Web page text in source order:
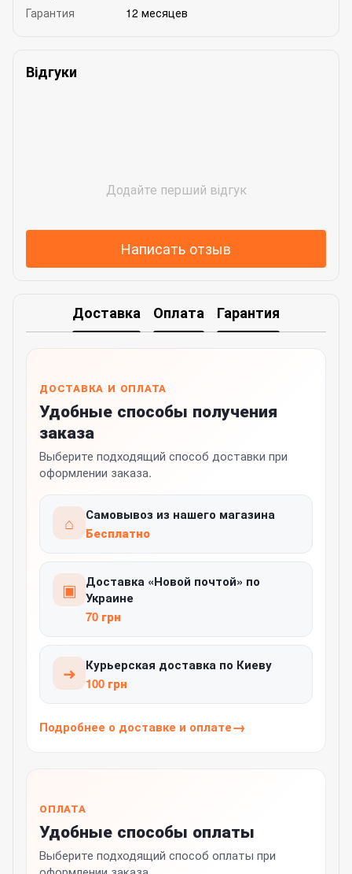
Гарантия 12 месяцев
Відгуки
Додайте перший відгук
Написать отзыв
Доставка Оплата Гарантия
ДОСТАВКА И ОПЛАТА
Удобные способы получения
заказа
Выберите подходящий способ доставки при
оформлении заказа.
⌂
Самовывоз из нашего магазина
Бесплатно
▣
Доставка «Новой почтой» по
Украине
70 грн
➜
Курьерская доставка по Киеву
100 грн
Подробнее о доставке и оплате
ОПЛАТА
Удобные способы оплаты
Выберите подходящий способ оплаты при